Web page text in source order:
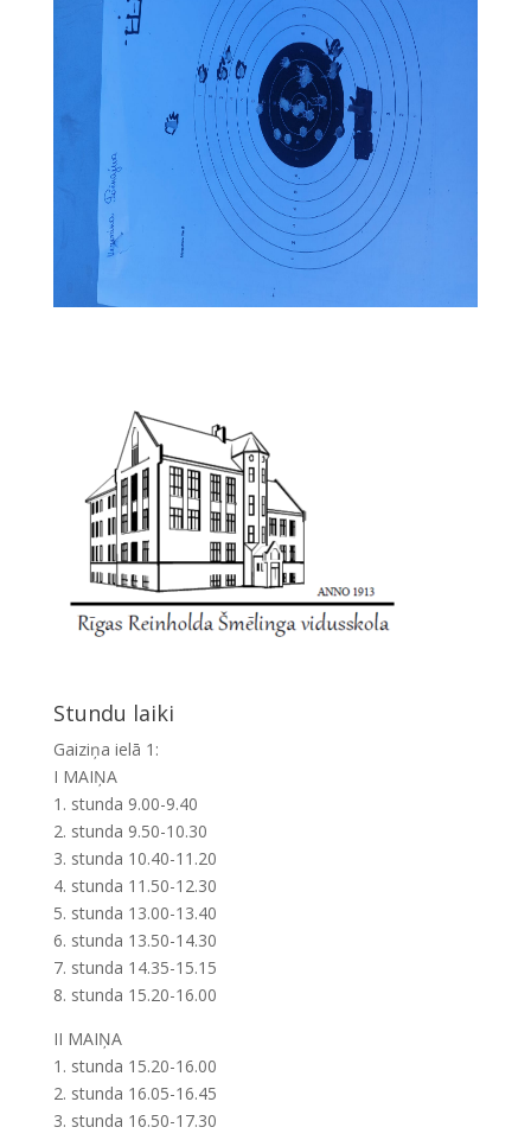
Stundu laiki
Gaiziņa ielā 1:
I MAIŅA
1. stunda 9.00-9.40
2. stunda 9.50-10.30
3. stunda 10.40-11.20
4. stunda 11.50-12.30
5. stunda 13.00-13.40
6. stunda 13.50-14.30
7. stunda 14.35-15.15
8. stunda 15.20-16.00
II MAIŅA
1. stunda 15.20-16.00
2. stunda 16.05-16.45
3. stunda 16.50-17.30